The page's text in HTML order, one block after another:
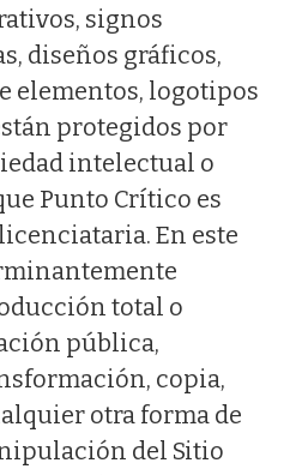
signos
diseños gráficos,
elementos, logotipos
protegidos por
intelectual o
Punto Crítico es
En este
total o
pública,
copia,
otra forma de
del Sitio